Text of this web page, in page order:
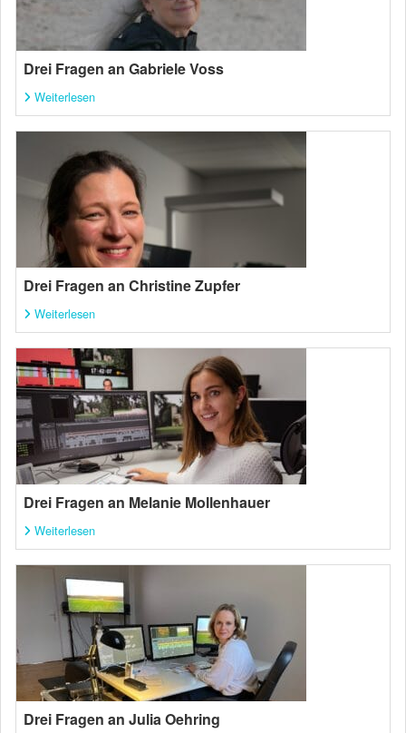
Drei Fragen an Gabriele Voss
Weiterlesen
Drei Fragen an Christine Zupfer
Weiterlesen
Drei Fragen an Melanie Mollenhauer
Weiterlesen
Drei Fragen an Julia Oehring